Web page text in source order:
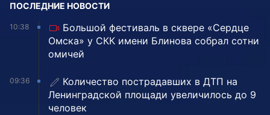
ПОСЛЕДНИЕ НОВОСТИ
10:38
Большой фестиваль в сквере «Сердце
Омска» у СКК имени Блинова собрал сотни
омичей
09:36
Количество пострадавших в ДТП на
Ленинградской площади увеличилось до 9
человек